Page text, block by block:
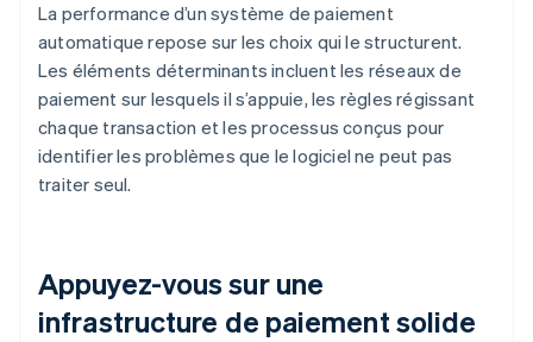
La performance d’un système de paiement
automatique repose sur les choix qui le structurent.
Les éléments déterminants incluent les réseaux de
paiement sur lesquels il s’appuie, les règles régissant
chaque transaction et les processus conçus pour
identifier les problèmes que le logiciel ne peut pas
traiter seul.
Appuyez-vous sur une
infrastructure de paiement solide